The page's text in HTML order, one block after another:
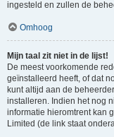
ingesteld en zullen de
Omhoog
Mijn taal zit niet in de lijst!
De meest voorkomende
geïnstalleerd heeft, of dat
kunt altijd aan de
installeren. Indien het nog
informatie hieromtrent kan
Limited (de link staat